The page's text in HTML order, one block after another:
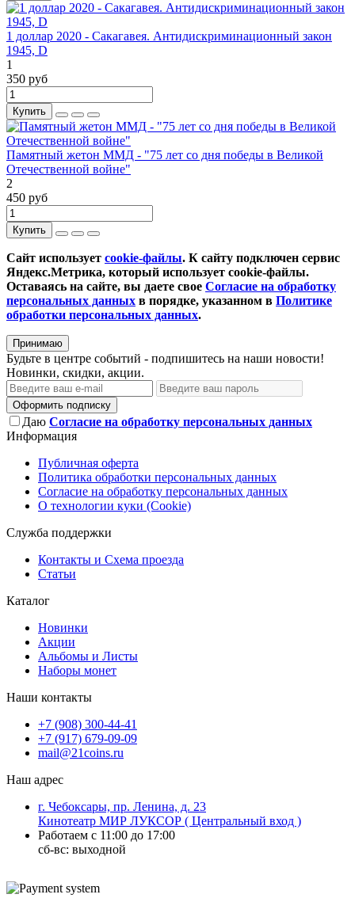
1 доллар 2020 - Сакагавея. Антидискриминационный закон
1945, D
1
350 руб
Купить
Памятный жетон ММД - "75 лет со дня победы в Великой
Отечественной войне"
2
450 руб
Купить
Сайт использует cookie-файлы. К cайту подключен сервис
Яндекс.Метрика, который использует cookie-файлы.
Оставаясь на сайте, вы даете свое Согласие на обработку
персональных данных в порядке, указанном в Политике
обработки персональных данных.
Принимаю
Будьте в центре событий - подпишитесь на наши новости!
Новинки, скидки, акции.
Оформить подписку
Даю Согласие на обработку персональных данных
Информация
Публичная оферта
Политика обработки персональных данных
Согласие на обработку персональных данных
О технологии куки (Cookie)
Служба поддержки
Контакты и Схема проезда
Статьи
Каталог
Новинки
Акции
Альбомы и Листы
Наборы монет
Наши контакты
+7 (908) 300-44-41
+7 (917) 679-09-09
mail@21coins.ru
Наш адрес
г. Чебоксары, пр. Ленина, д. 23
Кинотеатр МИР ЛУКСОР ( Центральный вход )
Работаем с 11:00 до 17:00
сб-вс: выходной